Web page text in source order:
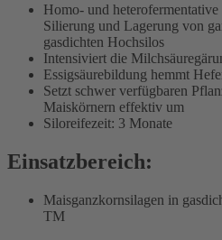
Homo- und
Silierung und Lagerung von
gasdichten Hochsilos
Intensiviert die
Essigsäurebildung hemmt
Setzt schwer verfügbaren
Maiskörnern effektiv um
Siloreifezeit: 3 Monate
Einsatzbereich:
Maisganzkornsilagen in
TM